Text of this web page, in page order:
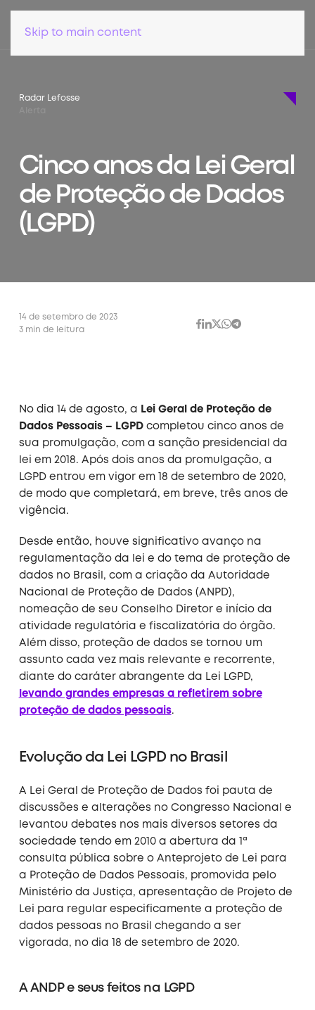
Skip to main content
Radar Lefosse
Cinco anos da Lei Geral
de Proteção de Dados
(LGPD)
14 de setembro de 2023
3 min de leitura
No dia 14 de agosto, a
Lei Geral de Proteção de
Dados Pessoais – LGPDcompletou cinco anos de
sua promulgação, com a sanção presidencial da
lei em 2018. Após dois anos da promulgação, a
LGPD entrou em vigor em 18 de setembro de 2020,
de modo que completará, em breve, três anos de
vigência.
Desde então, houve significativo avanço na
regulamentação da lei e do tema de proteção de
dados no Brasil, com a criação da Autoridade
Nacional de Proteção de Dados (ANPD),
nomeação de seu Conselho Diretor e início da
atividade regulatória e fiscalizatória do órgão.
Além disso, proteção de dados se tornou um
assunto cada vez mais relevante e recorrente,
diante do caráter abrangente da Lei LGPD,
levando grandes empresas a refletirem sobre
proteção de dados pessoais.
Evolução da Lei LGPD no Brasil
A Lei Geral de Proteção de Dados foi pauta de
discussões e alterações no Congresso Nacional e
levantou debates nos mais diversos setores da
sociedade tendo em 2010 a abertura da 1ª
consulta pública sobre o Anteprojeto de Lei para
a Proteção de Dados Pessoais, promovida pelo
Ministério da Justiça, apresentação de Projeto de
Lei para regular especificamente a proteção de
dados pessoas no Brasil chegando a ser
vigorada, no dia 18 de setembro de 2020.
A ANDP e seus feitos na LGPD